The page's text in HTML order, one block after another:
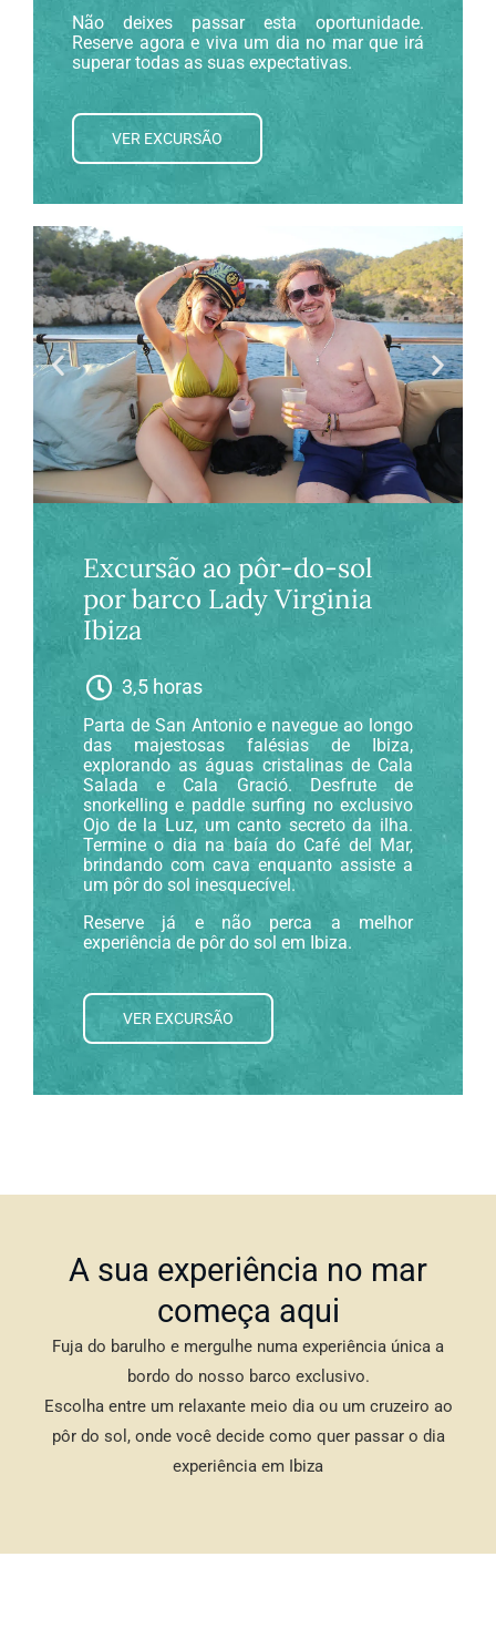
Não deixes passar esta oportunidade.
Reserve agora e viva um dia no mar que irá
superar todas as suas expectativas.
VER EXCURSÃO
Excursão ao pôr-do-sol
por barco Lady Virginia
Ibiza
3,5 horas
Parta de San Antonio e navegue ao longo
das majestosas falésias de Ibiza,
explorando as águas cristalinas de Cala
Salada e Cala Gració. Desfrute de
snorkelling e paddle surfing no exclusivo
Ojo de la Luz, um canto secreto da ilha.
Termine o dia na baía do Café del Mar,
brindando com cava enquanto assiste a
um pôr do sol inesquecível.
Reserve já e não perca a melhor
experiência de pôr do sol em Ibiza.
VER EXCURSÃO
A sua experiência no mar
começa aqui
Fuja do barulho e mergulhe numa experiência única a
bordo do nosso barco exclusivo.
Escolha entre um relaxante meio dia ou um cruzeiro ao
pôr do sol, onde você decide como quer passar o dia
experiência em Ibiza